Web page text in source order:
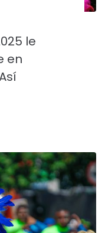
le
en